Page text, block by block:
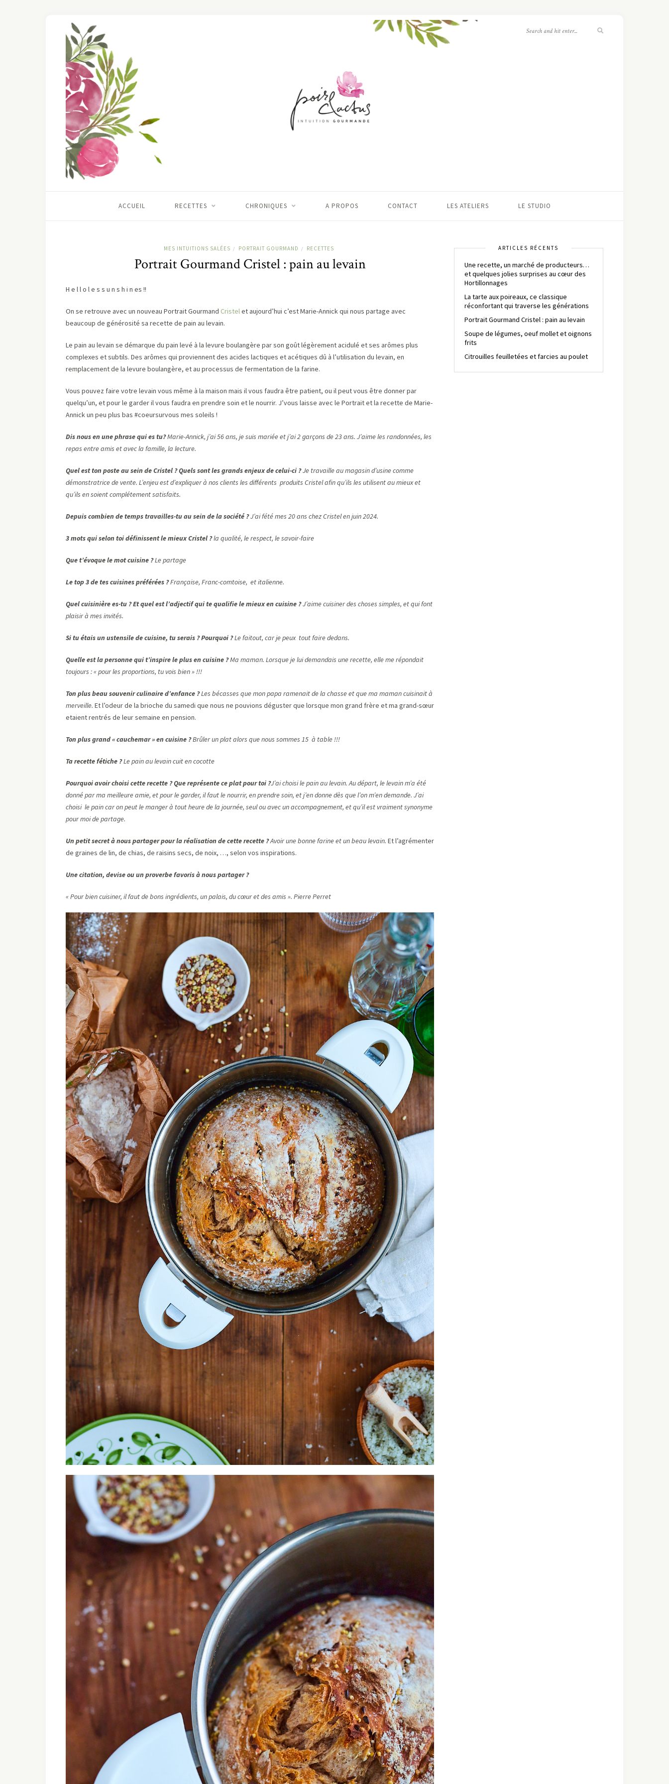
ACCUEIL RECETTES CHRONIQUES A PROPOS CONTACT LES ATELIERS LE STUDIO
MES INTUITIONS SALÉES / PORTRAIT GOURMAND / RECETTES
Portrait Gourmand Cristel : pain au levain
H e l l o l e s s u n s h i n es !!
On se retrouve avec un nouveau Portrait Gourmand Cristel et aujourd’hui c’est Marie-Annick qui nous partage avec
beaucoup de générosité sa recette de pain au levain.
Le pain au levain se démarque du pain levé à la levure boulangère par son goût légèrement acidulé et ses arômes plus
complexes et subtils. Des arômes qui proviennent des acides lactiques et acétiques dû à l’utilisation du levain, en
remplacement de la levure boulangère, et au processus de fermentation de la farine.
Vous pouvez faire votre levain vous même à la maison mais il vous faudra être patient, ou il peut vous être donner par
quelqu’un, et pour le garder il vous faudra en prendre soin et le nourrir. J’vous laisse avec le Portrait et la recette de Marie-
Annick un peu plus bas #coeursurvous mes soleils !
Dis nous en une phrase qui es tu?Marie-Annick, j’ai 56 ans, je suis mariée et j’ai 2 garçons de 23 ans. J’aime les randonnées, les
repas entre amis et avec la famille, la lecture.
Quel est ton poste au sein de Cristel ? Quels sont les grands enjeux de celui-ci ?Je travaille au magasin d’usine comme
démonstratrice de vente. L’enjeu est d’expliquer à nos clients les différents produits Cristel afin qu’ils les utilisent au mieux et
qu’ils en soient complétement satisfaits.
Depuis combien de temps travailles-tu au sein de la société ?J’ai fété mes 20 ans chez Cristel en juin 2024.
3 mots qui selon toi définissent le mieux Cristel ?la qualité, le respect, le savoir-faire
Que t’évoque le mot cuisine ?Le partage
Le top 3 de tes cuisines préférées ?Française, Franc-comtoise, et italienne.
Quel cuisinière es-tu ? Et quel est l’adjectif qui te qualifie le mieux en cuisine ?J’aime cuisiner des choses simples, et qui font
plaisir à mes invités.
Si tu étais un ustensile de cuisine, tu serais ? Pourquoi ?Le faitout, car je peux tout faire dedans.
Quelle est la personne qui t’inspire le plus en cuisine ?Ma maman. Lorsque je lui demandais une recette, elle me répondait
toujours : « pour les proportions, tu vois bien » !!!
Ton plus beau souvenir culinaire d’enfance ?Les bécasses que mon papa ramenait de la chasse et que ma maman cuisinait à
merveille. Et l’odeur de la brioche du samedi que nous ne pouvions déguster que lorsque mon grand frère et ma grand-sœur
etaient rentrés de leur semaine en pension.
Ton plus grand « cauchemar » en cuisine ?Brûler un plat alors que nous sommes 15 à table !!!
Ta recette fétiche ?Le pain au levain cuit en cocotte
Pourquoi avoir choisi cette recette ? Que représente ce plat pour toi ?J’ai choisi le pain au levain. Au départ, le levain m’a été
donné par ma meilleure amie, et pour le garder, il faut le nourrir, en prendre soin, et j’en donne dès que l’on m’en demande. J’ai
choisi le pain car on peut le manger à tout heure de la journée, seul ou avec un accompagnement, et qu’il est vraiment synonyme
pour moi de partage.
Un petit secret à nous partager pour la réalisation de cette recette ?Avoir une bonne farine et un beau levain. Et l’agrémenter
de graines de lin, de chias, de raisins secs, de noix, …, selon vos inspirations.
Une citation, devise ou un proverbe favoris à nous partager ?
« Pour bien cuisiner, il faut de bons ingrédients, un palais, du cœur et des amis ». Pierre Perret
ARTICLES RÉCENTS
Une recette, un marché de producteurs…
et quelques jolies surprises au cœur des
Hortillonnages
La tarte aux poireaux, ce classique
réconfortant qui traverse les générations
Portrait Gourmand Cristel : pain au levain
Soupe de légumes, oeuf mollet et oignons
frits
Citrouilles feuilletées et farcies au poulet